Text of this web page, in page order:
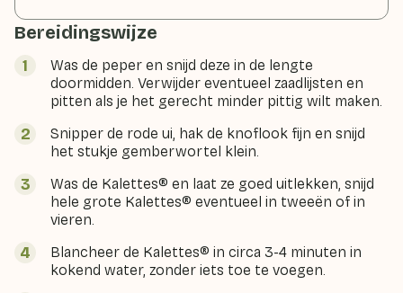
Bereidingswijze
Was de peper en snijd deze in de lengte
doormidden. Verwijder eventueel zaadlijsten en
pitten als je het gerecht minder pittig wilt maken.
Snipper de rode ui, hak de knoflook fijn en snijd
het stukje gemberwortel klein.
Was de Kalettes® en laat ze goed uitlekken, snijd
hele grote Kalettes® eventueel in tweeën of in
vieren.
Blancheer de Kalettes® in circa 3-4 minuten in
kokend water, zonder iets toe te voegen.